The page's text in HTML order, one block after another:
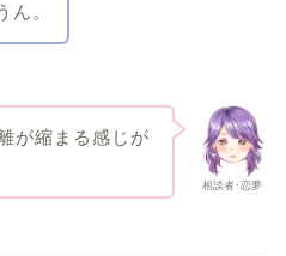
ん。
相談者･恋夢
が縮まる感じが